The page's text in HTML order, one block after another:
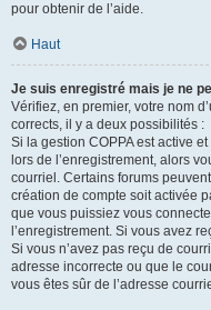
pour obtenir de l’aide.
Haut
Je suis enregistré mais je ne
Vérifiez, en premier, votre nom
corrects, il y a deux possibilités :
Si la gestion COPPA est active
lors de l’enregistrement, alors
courriel. Certains forums
création de compte soit activée
que vous puissiez vous
l’enregistrement. Si vous avez
Si vous n’avez pas reçu de
adresse incorrecte ou que le
vous êtes sûr de l’adresse